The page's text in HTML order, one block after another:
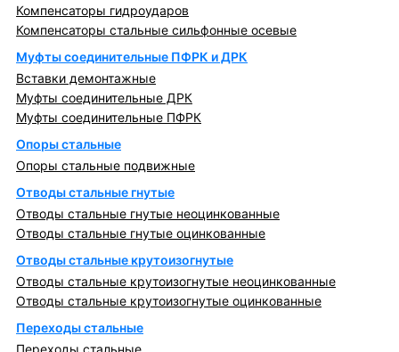
Компенсаторы гидроударов
Компенсаторы стальные сильфонные осевые
Муфты соединительные ПФРК и ДРК
Вставки демонтажные
Муфты соединительные ДРК
Муфты соединительные ПФРК
Опоры стальные
Опоры стальные подвижные
Отводы стальные гнутые
Отводы стальные гнутые неоцинкованные
Отводы стальные гнутые оцинкованные
Отводы стальные крутоизогнутые
Отводы стальные крутоизогнутые неоцинкованные
Отводы стальные крутоизогнутые оцинкованные
Переходы стальные